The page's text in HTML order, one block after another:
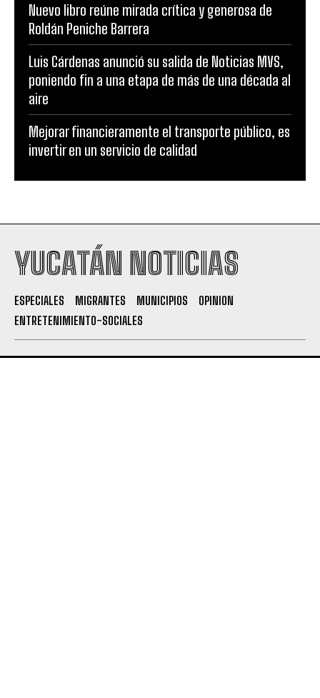
Nuevo libro reúne mirada crítica y generosa de
Roldán Peniche Barrera
Luis Cárdenas anunció su salida de Noticias MVS,
poniendo fin a una etapa de más de una década al
aire
Mejorar financieramente el transporte público, es
invertir en un servicio de calidad
YUCATÁN NOTICIAS
ESPECIALES MIGRANTES MUNICIPIOS
OPINION
ENTRETENIMIENTO-SOCIALES